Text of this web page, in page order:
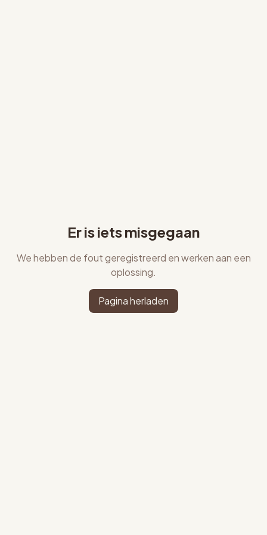
Er is iets misgegaan
We hebben de fout geregistreerd en werken aan een
oplossing.
Pagina herladen